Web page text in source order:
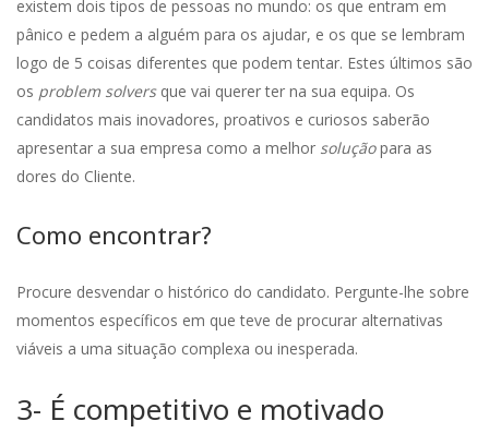
existem dois tipos de pessoas no mundo: os que entram em
pânico e pedem a alguém para os ajudar, e os que se lembram
logo de 5 coisas diferentes que podem tentar. Estes últimos são
os problem solversque vai querer ter na sua equipa. Os
candidatos mais inovadores, proativos e curiosos saberão
apresentar a sua empresa como a melhor soluçãopara as
dores do Cliente.
Como encontrar?
Procure desvendar o histórico do candidato. Pergunte-lhe sobre
momentos específicos em que teve de procurar alternativas
viáveis a uma situação complexa ou inesperada.
3- É competitivo e motivado